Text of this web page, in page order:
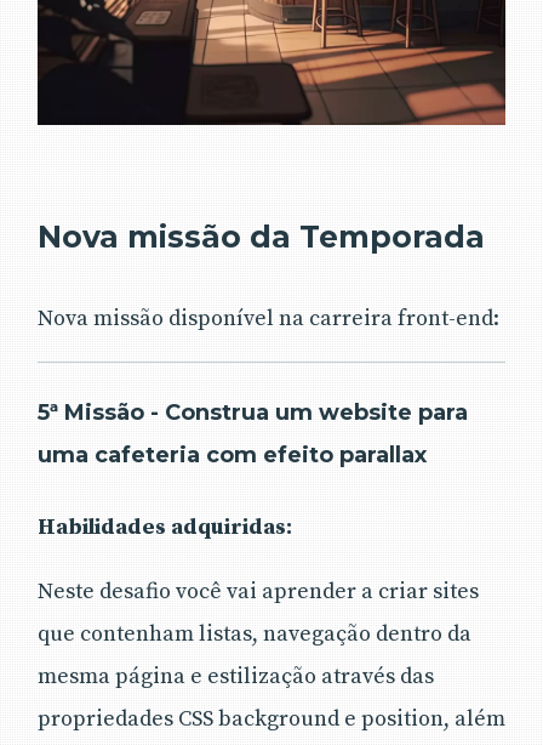
Nova missão da Temporada
Nova missão disponível na carreira front-end:
5ª Missão - Construa um website para
uma cafeteria com efeito parallax
Habilidades adquiridas:
Neste desafio você vai aprender a criar sites
que contenham listas, navegação dentro da
mesma página e estilização através das
propriedades CSS background e position, além